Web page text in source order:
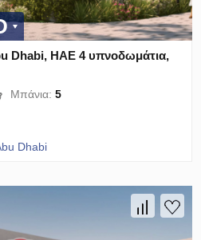
Dhabi, ΗΑΕ 4 υπνοδωμάτια,
Μπάνια:5
Dhabi